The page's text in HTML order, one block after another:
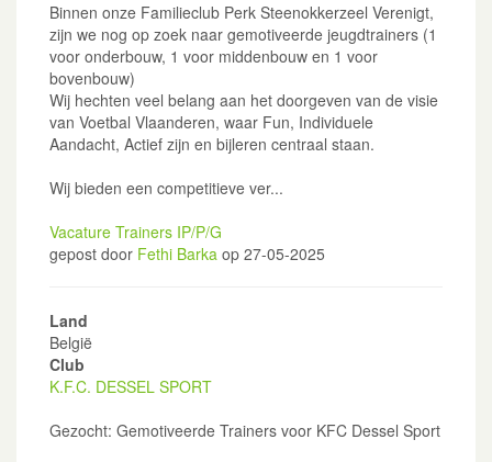
Binnen onze Familieclub Perk Steenokkerzeel Verenigt,
zijn we nog op zoek naar gemotiveerde jeugdtrainers (1
voor onderbouw, 1 voor middenbouw en 1 voor
bovenbouw)
Wij hechten veel belang aan het doorgeven van de visie
van Voetbal Vlaanderen, waar Fun, Individuele
Aandacht, Actief zijn en bijleren centraal staan.
Wij bieden een competitieve ver...
Vacature Trainers IP/P/G
gepost door Fethi Barka op 27-05-2025
Land
België
Club
K.F.C. DESSEL SPORT
Gezocht: Gemotiveerde Trainers voor KFC Dessel Sport